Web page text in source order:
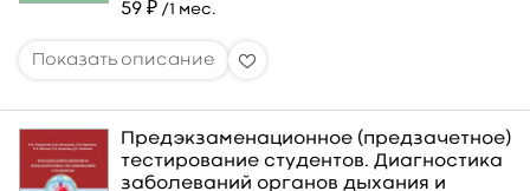
59 ₽ /1 мес.
Предэкзаменационное (предзачетное)
тестирование студентов. Диагностика
заболеваний органов дыхания и